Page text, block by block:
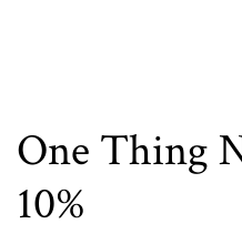
One Thing
10%